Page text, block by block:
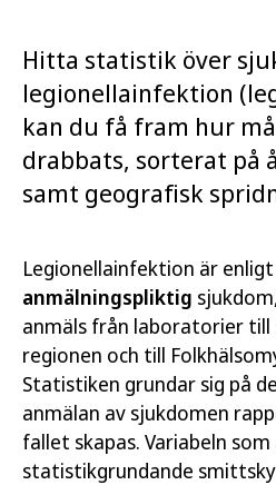
Hitta statistik över
legionellainfektion
kan du få fram hur
drabbats, sorterat på
samt geografisk
Legionellainfektion är
anmälningspliktig
anmäls från laboratorier till
regionen och till
Statistiken grundar sig på
anmälan av sjukdomen
fallet skapas. Variabeln
statistikgrundande